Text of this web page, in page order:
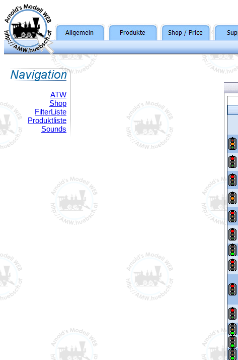
ATW
Shop
FilterListe
Produktliste
Sounds